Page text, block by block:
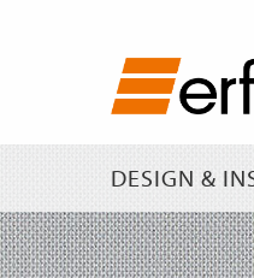
DESIGN &